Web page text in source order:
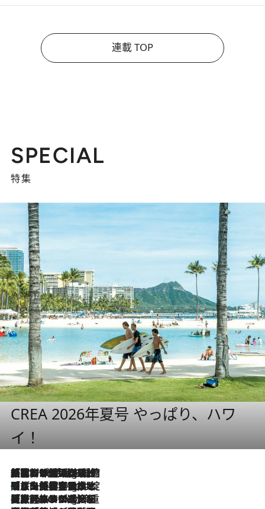
連載 TOP
SPECIAL
特集
CREA 2026年夏号 やっぱり、ハワ
イ！
11 Hours Ago
「荷物が増えるほど旅ストレスは増す」美容ジャーナリストがたどり着いた最終結論。“化粧品を劇的に減らす”感動の凝縮美容とは
11 Hours Ago
「旅先には金髪ウィッグを持参」日本と同じメイクでは損してる!? 美容ジャーナリストが提案する“掟破りの旅美容”とは
11 Hours Ago
【厳選旅コスメ】「身軽さ＆UV対策重視！」ヘアアーティストshucoが選んだ夏旅ベストコスメを発表【Mサイズジップ】